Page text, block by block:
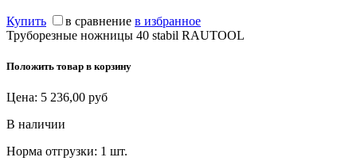
Купить в сравнение в избранное
Труборезные ножницы 40 stabil RAUTOOL
Положить товар в корзину
Цена: 5 236,00 руб
В наличии
Норма отгрузки: 1 шт.